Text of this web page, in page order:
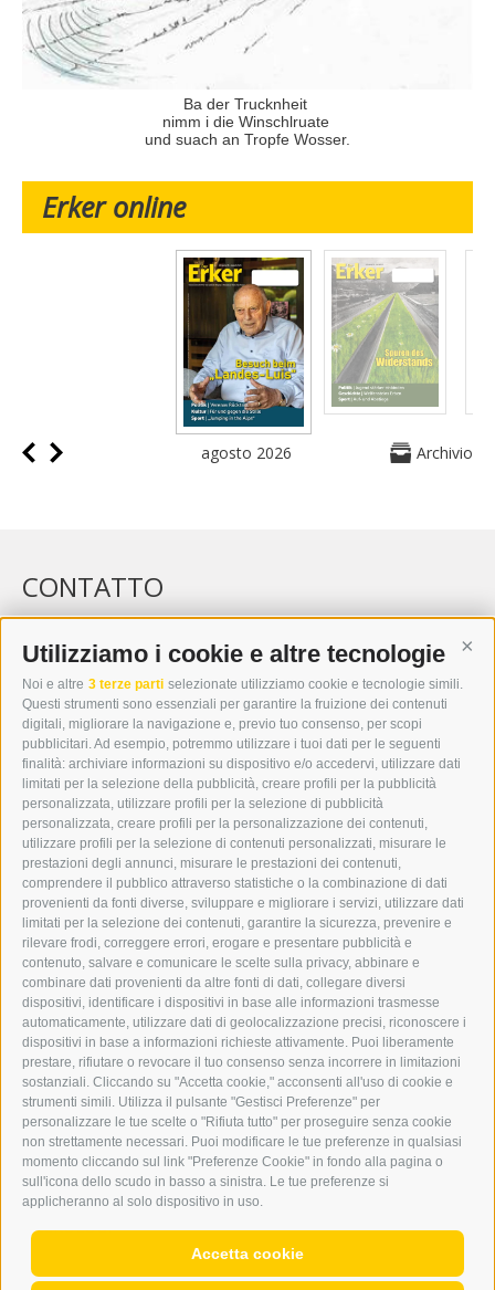
Utilizziamo i cookie e altre tecnologie
Noi e altre 3 terze parti selezionate utilizziamo cookie e tecnologie simili.
Questi strumenti sono essenziali per garantire la fruizione dei contenuti
digitali, migliorare la navigazione e, previo tuo consenso, per scopi
pubblicitari. Ad esempio, potremmo utilizzare i tuoi dati per le seguenti
finalità: archiviare informazioni su dispositivo e/o accedervi, utilizzare dati
limitati per la selezione della pubblicità, creare profili per la pubblicità
personalizzata, utilizzare profili per la selezione di pubblicità
personalizzata, creare profili per la personalizzazione dei contenuti,
utilizzare profili per la selezione di contenuti personalizzati, misurare le
prestazioni degli annunci, misurare le prestazioni dei contenuti,
comprendere il pubblico attraverso statistiche o la combinazione di dati
provenienti da fonti diverse, sviluppare e migliorare i servizi, utilizzare dati
limitati per la selezione dei contenuti, garantire la sicurezza, prevenire e
rilevare frodi, correggere errori, erogare e presentare pubblicità e
contenuto, salvare e comunicare le scelte sulla privacy, abbinare e
combinare dati provenienti da altre fonti di dati, collegare diversi
dispositivi, identificare i dispositivi in base alle informazioni trasmesse
automaticamente, utilizzare dati di geolocalizzazione precisi, riconoscere i
dispositivi in base a informazioni richieste attivamente. Puoi liberamente
prestare, rifiutare o revocare il tuo consenso senza incorrere in limitazioni
sostanziali. Cliccando su "Accetta cookie," acconsenti all'uso di cookie e
strumenti simili. Utilizza il pulsante "Gestisci Preferenze" per
personalizzare le tue scelte o "Rifiuta tutto" per proseguire senza cookie
non strettamente necessari. Puoi modificare le tue preferenze in qualsiasi
momento cliccando sul link "Preferenze Cookie" in fondo alla pagina o
sull'icona dello scudo in basso a sinistra. Le tue preferenze si
applicheranno al solo dispositivo in uso.
Accetta cookie
Ba der Trucknheit
nimm i die Winschlruate
und suach an Tropfe Wosser.
Erker online
agosto 2026 Archivio
CONTATTO
WIPP-MEDIA GMBH
DER ERKER
I-39049 VIPITENO
TEL.: +39 0472 766876
GRAFIK@DERERKER.IT
INFO@DERERKER.IT
BARBARA.FONTANA@DERERKER.IT
ERKER
PUBBLICITÀ NELL’ERKER
PUBBLICITÀ ONLINE
ADDEBITO DIRETTO SEPA
REGOLAMENTO COMMENTI
ONLINE VOTING
SERVICE
EVENTI
ANNUNCI
LINK UTILI
METEO
WEBCAM
VIDEO
NECROLOGI